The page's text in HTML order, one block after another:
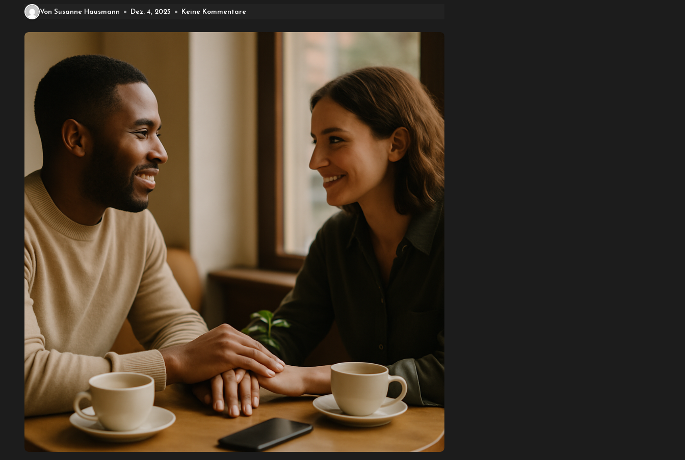
Von Susanne Hausmann Dez. 4, 2025 Keine Kommentare